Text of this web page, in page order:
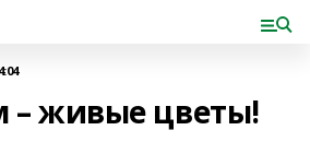
– живые цветы!